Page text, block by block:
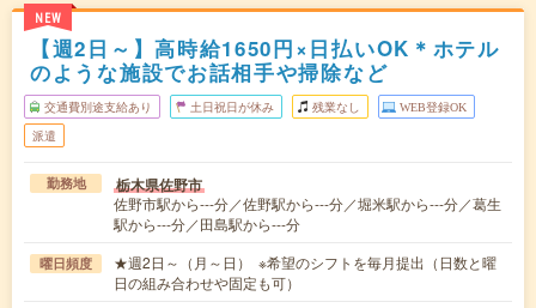
NEW
【週2日～】高時給1650円×日払いOK＊ホテル
のような施設でお話相手や掃除など
交通費別途支給あり 土日祝日が休み 残業なし WEB登録OK
派遣
勤務地 栃木県佐野市
佐野市駅から---分／佐野駅から---分／堀米駅から---分／葛生
駅から---分／田島駅から---分
曜日頻度
★週2日～（月～日） ※希望のシフトを毎月提出（日数と曜
日の組み合わせや固定も可）